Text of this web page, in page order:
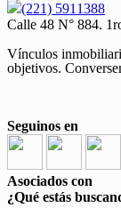
(221) 5911388
Calle 48 N° 884.
Vínculos
objetivos.
Seguinos en
Asociados con
¿Qué estás